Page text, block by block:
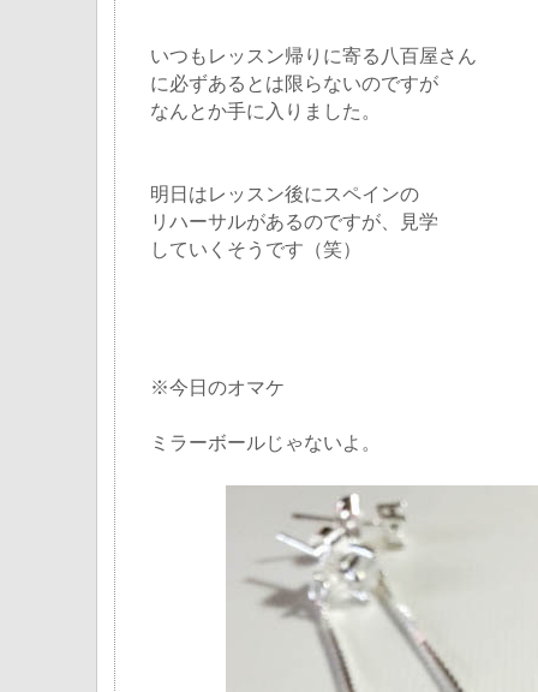
いつもレッスン帰りに寄る八百屋さん
に必ずあるとは限らないのですが
なんとか手に入りました。
明日はレッスン後にスペインの
リハーサルがあるのですが、見学
していくそうです（笑）
※今日のオマケ
ミラーボールじゃないよ。